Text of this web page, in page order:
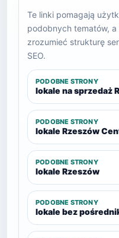
Te linki pomagają
podobnych tematów,
zrozumieć strukturę
SEO.
PODOBNE STRONY
lokale na sprzedaż
PODOBNE STRONY
lokale Rzeszów
PODOBNE STRONY
lokale Rzeszów
PODOBNE STRONY
lokale bez